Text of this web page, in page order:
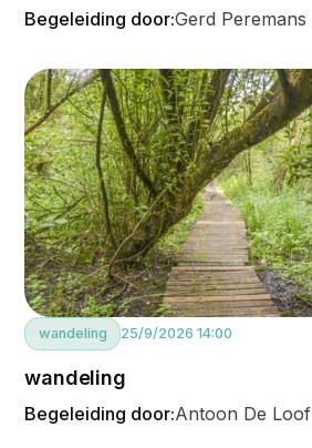
Begeleiding door:Gerd Peremans
wandeling 25/9/2026 14:00
wandeling
Begeleiding door:Antoon De Loof